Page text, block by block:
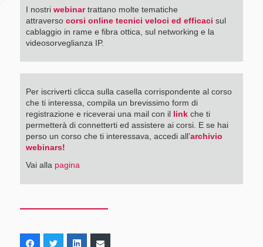
I nostri webinartrattano molte tematiche
attraverso corsi online tecnici veloci ed efficaci sul
cablaggio in rame e fibra ottica, sul networking e la
videosorveglianza IP.
Per iscriverti clicca sulla casella corrispondente al corso
che ti interessa, compila un brevissimo form di
registrazione e riceverai una mail con il linkche ti
permetterà di connetterti ed assistere ai corsi. E se hai
perso un corso che ti interessava, accedi all’archivio
webinars!
Vai alla pagina